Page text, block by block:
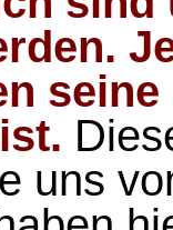
uns